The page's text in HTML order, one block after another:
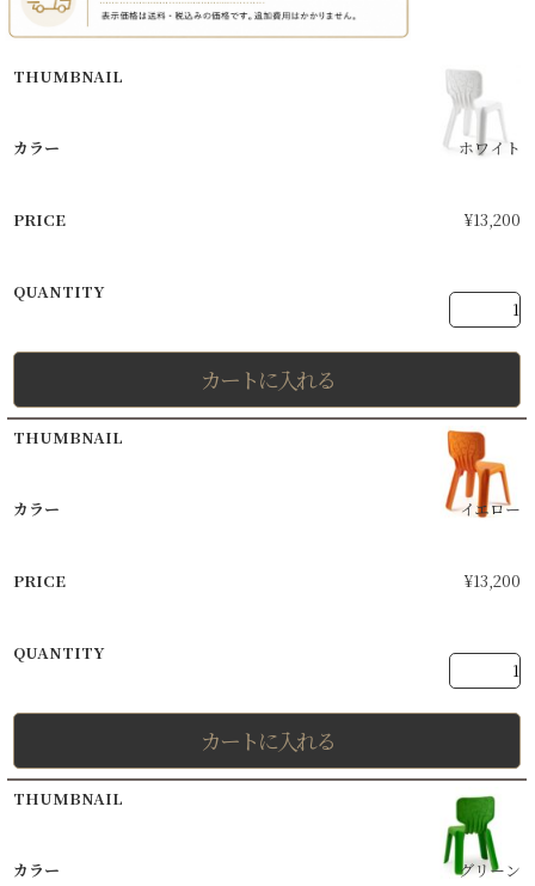
ホワイト
¥13,200
カートに入れる
イエロー
¥13,200
カートに入れる
グリーン